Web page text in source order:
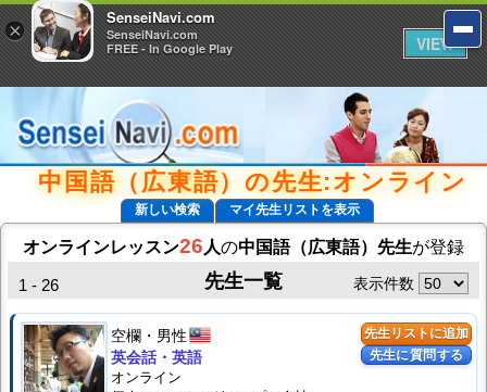
中国語（広東語）の先生:オンライン
新しい検索 マイ先生リストを表示
オンラインレッスン26 人の中国語（広東語）先生が登録
先生一覧
1 - 26 表示件数
先生リストに追加
先生に質問する
空欄 男性
英会話・英語
オンライン
×
SenseiNavi.com
SenseiNavi.com
FREE - In Google Play
VIEW
×
SenseiNavi.com
SenseiNavi.com
FREE - In Google Play
VIEW